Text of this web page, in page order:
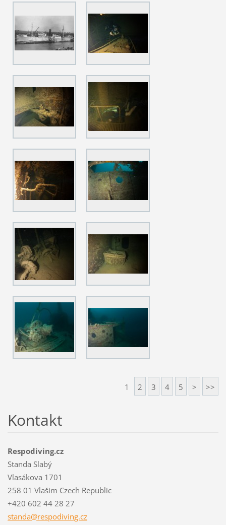
1 2 3 4 5 > >>
Kontakt
Respodiving.cz
Standa Slabý
Vlasákova 1701
258 01 Vlašim Czech Republic
+420 602 44 28 27
standa@respodiving.cz